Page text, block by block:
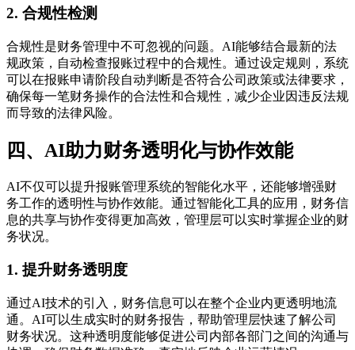
2. 合规性检测
合规性是财务管理中不可忽视的问题。AI能够结合最新的法
规政策，自动检查报账过程中的合规性。通过设定规则，系统
可以在报账申请阶段自动判断是否符合公司政策或法律要求，
确保每一笔财务操作的合法性和合规性，减少企业因违反法规
而导致的法律风险。
四、AI助力财务透明化与协作效能
AI不仅可以提升报账管理系统的智能化水平，还能够增强财
务工作的透明性与协作效能。通过智能化工具的应用，财务信
息的共享与协作变得更加高效，管理层可以实时掌握企业的财
务状况。
1. 提升财务透明度
通过AI技术的引入，财务信息可以在整个企业内更透明地流
通。AI可以生成实时的财务报告，帮助管理层快速了解公司
财务状况。这种透明度能够促进公司内部各部门之间的沟通与